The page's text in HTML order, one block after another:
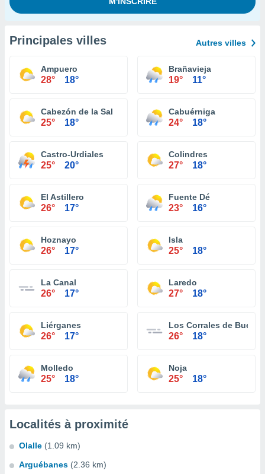
Principales villes Autres villes
Ampuero
28° 18°
Brañavieja
19° 11°
Cabezón de la Sal
25° 18°
Cabuérniga
24° 18°
Castro-Urdiales
25° 20°
Colindres
27° 18°
El Astillero
26° 17°
Fuente Dé
23° 16°
Hoznayo
26° 17°
Isla
25° 18°
La Canal
26° 17°
Laredo
27° 18°
Liérganes
26° 17°
Los Corrales de Buelna
26° 18°
Molledo
25° 18°
Noja
25° 18°
Localités à proximité
Olalle (1.09 km)
Arguébanes (2.36 km)